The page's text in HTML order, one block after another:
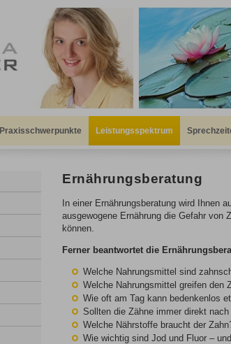
Praxisschwerpunkte Leistungsspektrum
Ernährungsberatung
In einer Ernährungsberatung wird Ihnen
ausgewogene Ernährung die Gefahr von
können.
Ferner beantwortet die
Welche Nahrungsmittel sind
Welche Nahrungsmittel greifen den
Wie oft am Tag kann bedenkenlos
Sollten die Zähne immer direkt
Welche Nährstoffe braucht der
Wie wichtig sind Jod und Fluor –